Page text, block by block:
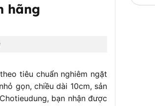
hãng
tiêu chuẩn nghiêm ngặt
gọn, chiều dài 10cm, sản
bạn nhận được